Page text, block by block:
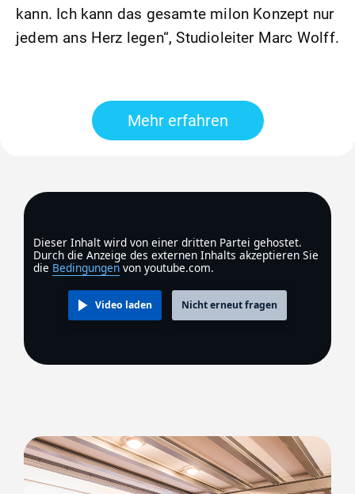
kann. Ich kann das gesamte milon Konzept nur
jedem ans Herz legen“, Studioleiter Marc Wolff.
Mehr erfahren
Dieser Inhalt wird von einer dritten Partei gehostet.
Durch die Anzeige des externen Inhalts akzeptieren Sie
die Bedingungen von youtube.com.
Video laden Nicht erneut fragen